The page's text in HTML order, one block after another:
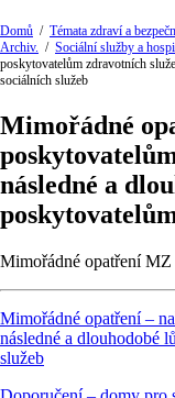
Domů / Témata zdraví a
Archiv. / Sociální služby a
poskytovatelům zdravotních
sociálních služeb
Mimořádné
následné a
Mimořádné opatření
Mimořádné opatření –
následné a dlouhodobé
služeb